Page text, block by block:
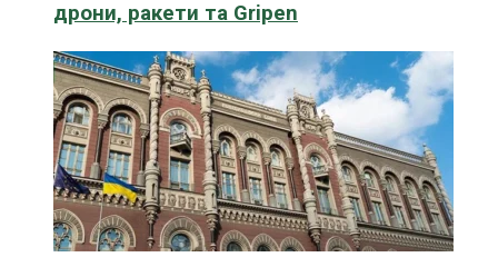
дрони, ракети та Gripen